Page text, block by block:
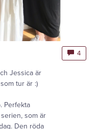
Jessica är
tur är :)
Perfekta
som är
Den röda
4